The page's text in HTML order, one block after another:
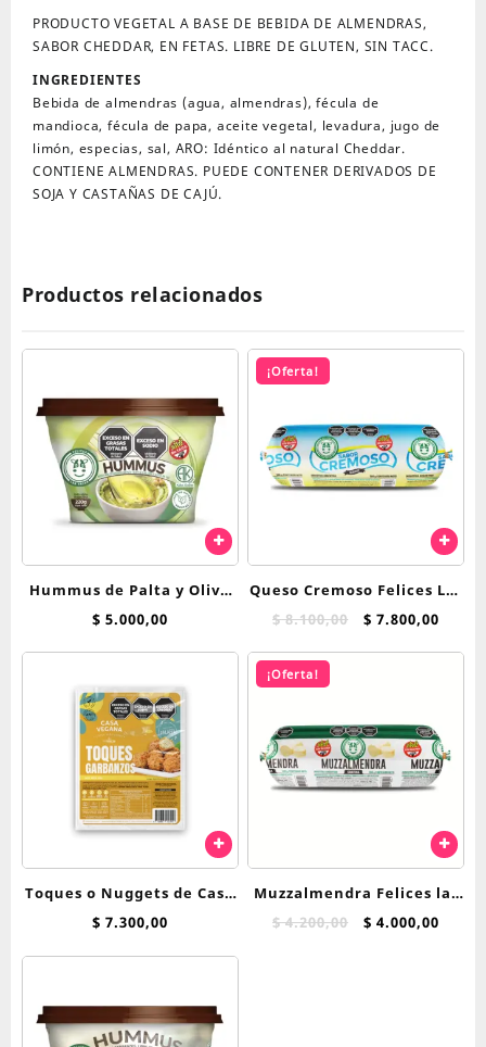
grs
cantidad
PRODUCTO VEGETAL A BASE DE BEBIDA DE ALMENDRAS,
SABOR CHEDDAR, EN FETAS. LIBRE DE GLUTEN, SIN TACC.
INGREDIENTES
Bebida de almendras (agua, almendras), fécula de
mandioca, fécula de papa, aceite vegetal, levadura, jugo de
limón, especias, sal, ARO: Idéntico al natural Cheddar.
CONTIENE ALMENDRAS. PUEDE CONTENER DERIVADOS DE
SOJA Y CASTAÑAS DE CAJÚ.
Productos relacionados
Hummus de Palta y Oliva
Felices Las Vacas
$ 5.000,00
¡Oferta!
Queso Cremoso Felices Las
Vacas 500 Grs
$8.100,00
El
$ 7.800,00
Toques o Nuggets de Casa
Vegana Garbanzo
$ 7.300,00
¡Oferta!
Muzzalmendra Felices las
Vacas 250 Grs
$4.200,00
El
$ 4.000,00